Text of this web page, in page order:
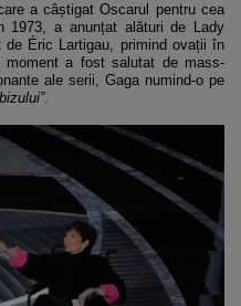
a câștigat Oscarul pentru cea
1973, a anunțat alături de Lady
de Éric Lartigau, primind ovații în
moment a fost salutat de mass-
ale serii, Gaga numind-o pe
.